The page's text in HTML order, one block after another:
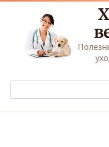
Перейти
Поиск: